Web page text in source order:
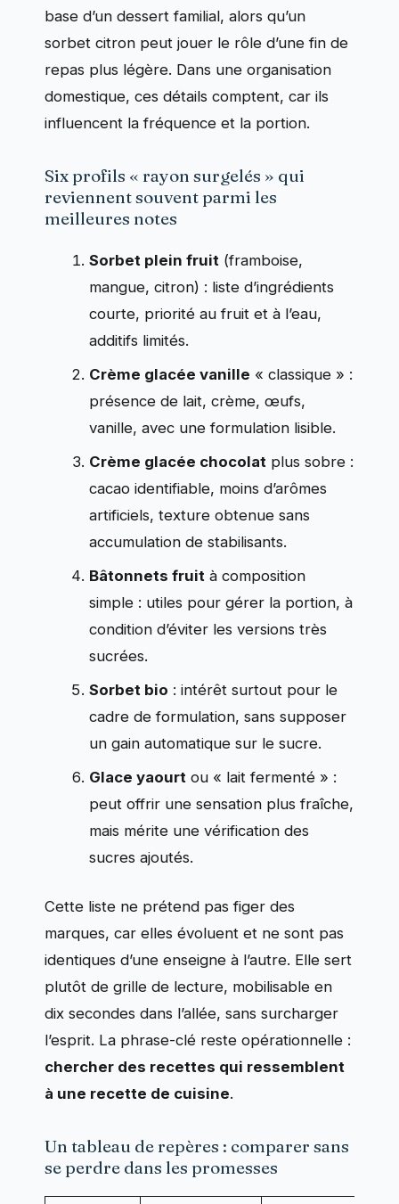
base d’un dessert familial, alors qu’un
sorbet citron peut jouer le rôle d’une fin de
repas plus légère. Dans une organisation
domestique, ces détails comptent, car ils
influencent la fréquence et la portion.
Six profils « rayon surgelés » qui
reviennent souvent parmi les
meilleures notes
Sorbet plein fruit (framboise,
mangue, citron) : liste d’ingrédients
courte, priorité au fruit et à l’eau,
additifs limités.
Crème glacée vanille « classique » :
présence de lait, crème, œufs,
vanille, avec une formulation lisible.
Crème glacée chocolat plus sobre :
cacao identifiable, moins d’arômes
artificiels, texture obtenue sans
accumulation de stabilisants.
Bâtonnets fruit à composition
simple : utiles pour gérer la portion, à
condition d’éviter les versions très
sucrées.
Sorbet bio : intérêt surtout pour le
cadre de formulation, sans supposer
un gain automatique sur le sucre.
Glace yaourt ou « lait fermenté » :
peut offrir une sensation plus fraîche,
mais mérite une vérification des
sucres ajoutés.
Cette liste ne prétend pas figer des
marques, car elles évoluent et ne sont pas
identiques d’une enseigne à l’autre. Elle sert
plutôt de grille de lecture, mobilisable en
dix secondes dans l’allée, sans surcharger
l’esprit. La phrase-clé reste opérationnelle :
chercher des recettes qui ressemblent
à une recette de cuisine.
Un tableau de repères : comparer sans
se perdre dans les promesses